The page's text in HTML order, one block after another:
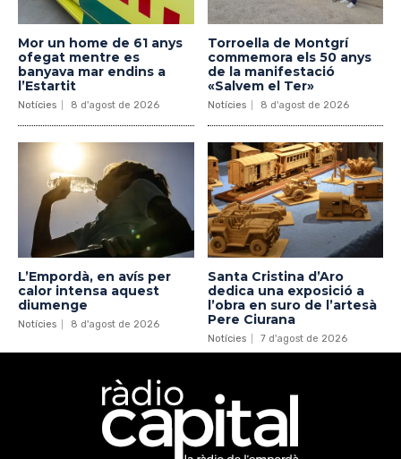
Mor un home de 61 anys
ofegat mentre es
banyava mar endins a
l’Estartit
Notícies 8 d'agost de 2026
Torroella de Montgrí
commemora els 50 anys
de la manifestació
«Salvem el Ter»
Notícies 8 d'agost de 2026
L’Empordà, en avís per
calor intensa aquest
diumenge
Notícies 8 d'agost de 2026
Santa Cristina d’Aro
dedica una exposició a
l’obra en suro de l’artesà
Pere Ciurana
Notícies 7 d'agost de 2026